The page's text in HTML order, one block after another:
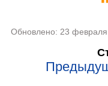
Обновлено: 23